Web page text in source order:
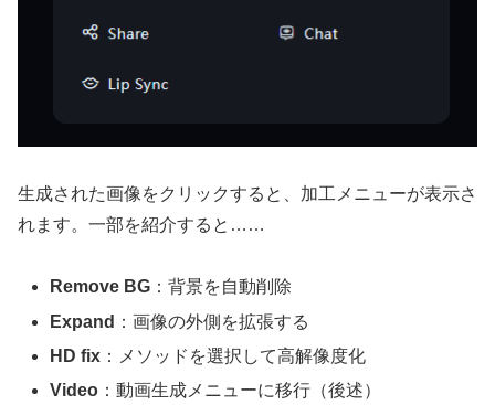
生成された画像をクリックすると、加工メニューが表示さ
れます。一部を紹介すると……
Remove BG ：背景を自動削除
Expand ：画像の外側を拡張する
HD fix ：メソッドを選択して高解像度化
Video ：動画生成メニューに移行（後述）